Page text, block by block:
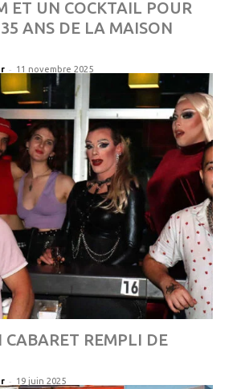
ET UN COCKTAIL POUR
35 ANS DE LA MAISON
- 11 novembre 2025
REMPLI DE
- 19 juin 2025